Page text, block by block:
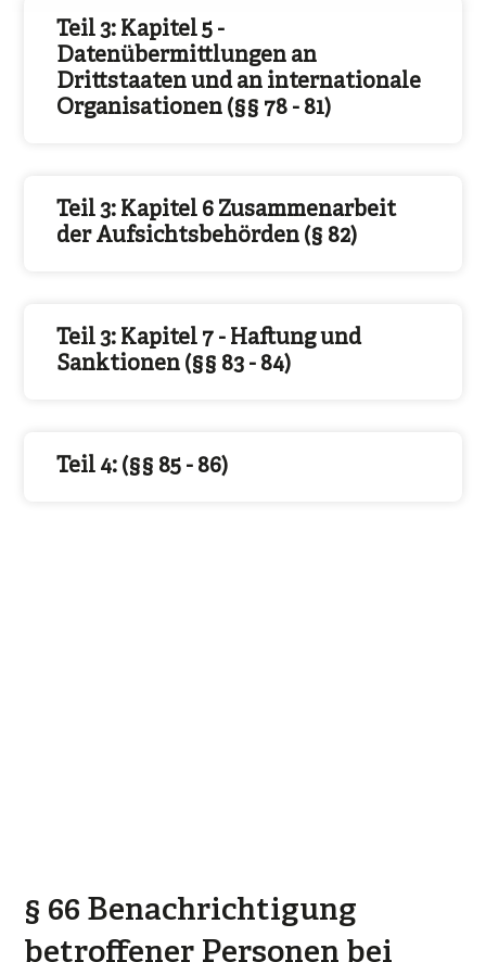
Teil 3: Kapitel 5 -
Datenübermittlungen an
Drittstaaten und an internationale
Organisationen (§§ 78 - 81)
Teil 3: Kapitel 6 Zusammenarbeit
der Aufsichtsbehörden (§ 82)
Teil 3: Kapitel 7 - Haftung und
Sanktionen (§§ 83 - 84)
Teil 4: (§§ 85 - 86)
§ 66 Benachrichtigung